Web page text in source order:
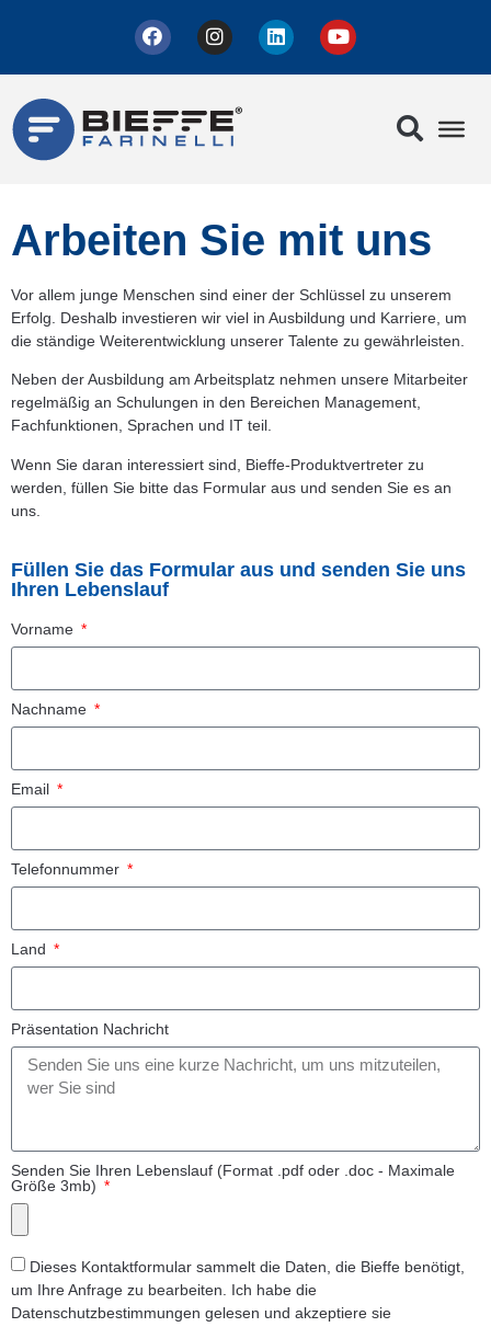
Arbeiten Sie mit uns
Vor allem junge Menschen sind einer der Schlüssel zu unserem
Erfolg. Deshalb investieren wir viel in Ausbildung und Karriere, um
die ständige Weiterentwicklung unserer Talente zu gewährleisten.
Neben der Ausbildung am Arbeitsplatz nehmen unsere Mitarbeiter
regelmäßig an Schulungen in den Bereichen Management,
Fachfunktionen, Sprachen und IT teil.
Wenn Sie daran interessiert sind, Bieffe-Produktvertreter zu
werden, füllen Sie bitte das Formular aus und senden Sie es an
uns.
Füllen Sie das Formular aus und senden Sie uns
Ihren Lebenslauf
Vorname
Nachname
Email
Telefonnummer
Land
Präsentation Nachricht
Senden Sie Ihren Lebenslauf (Format .pdf oder .doc - Maximale
Größe 3mb)
Dieses Kontaktformular sammelt die Daten, die Bieffe benötigt,
um Ihre Anfrage zu bearbeiten. Ich habe die
Datenschutzbestimmungen gelesen und akzeptiere sie